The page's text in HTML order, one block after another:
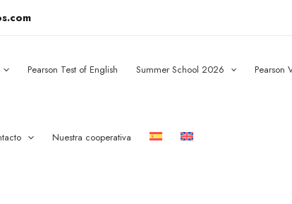
Pearson Test of English Summer School 2026 Pearson
Nuestra cooperativa